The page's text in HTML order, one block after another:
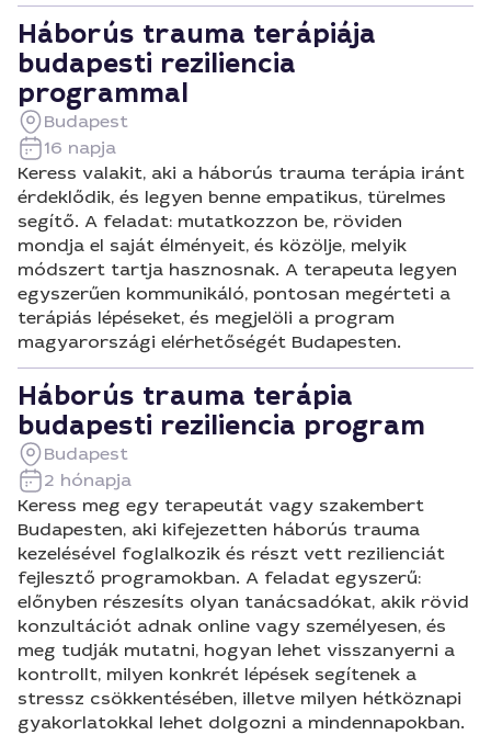
Háborús trauma terápiája
budapesti reziliencia
programmal
Budapest
16 napja
Keress valakit, aki a háborús trauma terápia iránt
érdeklődik, és legyen benne empatikus, türelmes
segítő. A feladat: mutatkozzon be, röviden
mondja el saját élményeit, és közölje, melyik
módszert tartja hasznosnak. A terapeuta legyen
egyszerűen kommunikáló, pontosan megérteti a
terápiás lépéseket, és megjelöli a program
magyarországi elérhetőségét Budapesten.
Háborús trauma terápia
budapesti reziliencia program
Budapest
2 hónapja
Keress meg egy terapeutát vagy szakembert
Budapesten, aki kifejezetten háborús trauma
kezelésével foglalkozik és részt vett rezilienciát
fejlesztő programokban. A feladat egyszerű:
előnyben részesíts olyan tanácsadókat, akik rövid
konzultációt adnak online vagy személyesen, és
meg tudják mutatni, hogyan lehet visszanyerni a
kontrollt, milyen konkrét lépések segítenek a
stressz csökkentésében, illetve milyen hétköznapi
gyakorlatokkal lehet dolgozni a mindennapokban.